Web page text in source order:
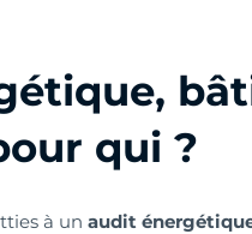
qui ?
à unaudit